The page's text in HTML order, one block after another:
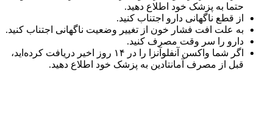
حتما به پزشک خود اطلاع دهید.
از قطع ناگهانی دارو اجتناب کنید.
به علت افت فشار خون از تغییر وضعیت ناگهانی اجتناب کنید.
دارو را سر وقت مصرف کنید.
اگر شما واکسن آنفلوآنزا را در ۱۴ روز اخیر دریافت کرده‌اید،
قبل از مصرف آمانتادین به پزشک خود اطلاع دهید.